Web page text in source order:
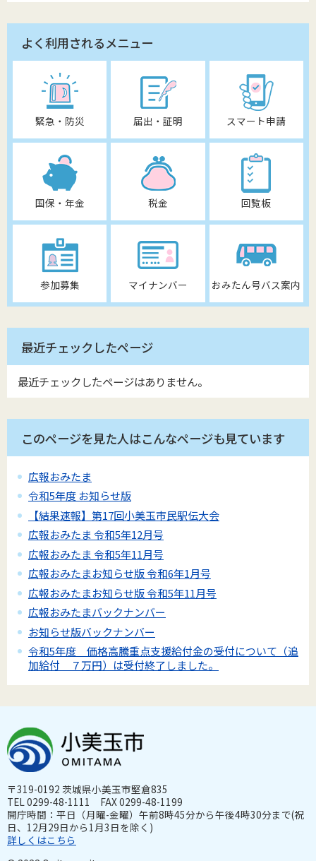
よく利用されるメニュー
緊急・防災 届出・証明 スマート申請
国保・年金 税金 回覧板
参加募集 マイナンバー おみたん号バス案内
最近チェックしたページ
最近チェックしたページはありません。
このページを見た人はこんなページも見ています
広報おみたま
令和5年度 お知らせ版
【結果速報】第17回小美玉市民駅伝大会
広報おみたま 令和5年12月号
広報おみたま 令和5年11月号
広報おみたまお知らせ版 令和6年1月号
広報おみたまお知らせ版 令和5年11月号
広報おみたまバックナンバー
お知らせ版バックナンバー
令和5年度 価格高騰重点支援給付金の受付について（追
加給付 ７万円）は受付終了しました。
〒319-0192 茨城県小美玉市堅倉835
TEL 0299-48-1111 FAX 0299-48-1199
開庁時間：平日（月曜-金曜）午前8時45分から午後4時30分まで(祝
日、12月29日から1月3日を除く)
詳しくはこちら